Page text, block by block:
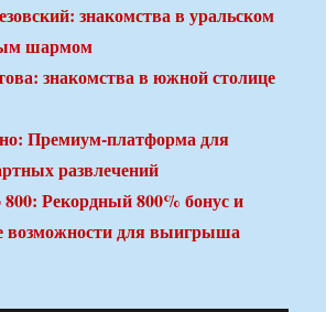
знакомства в уральском
шармом
знакомства в южной столице
Премиум-платформа для
развлечений
Рекордный 800% бонус и
возможности для выигрыша